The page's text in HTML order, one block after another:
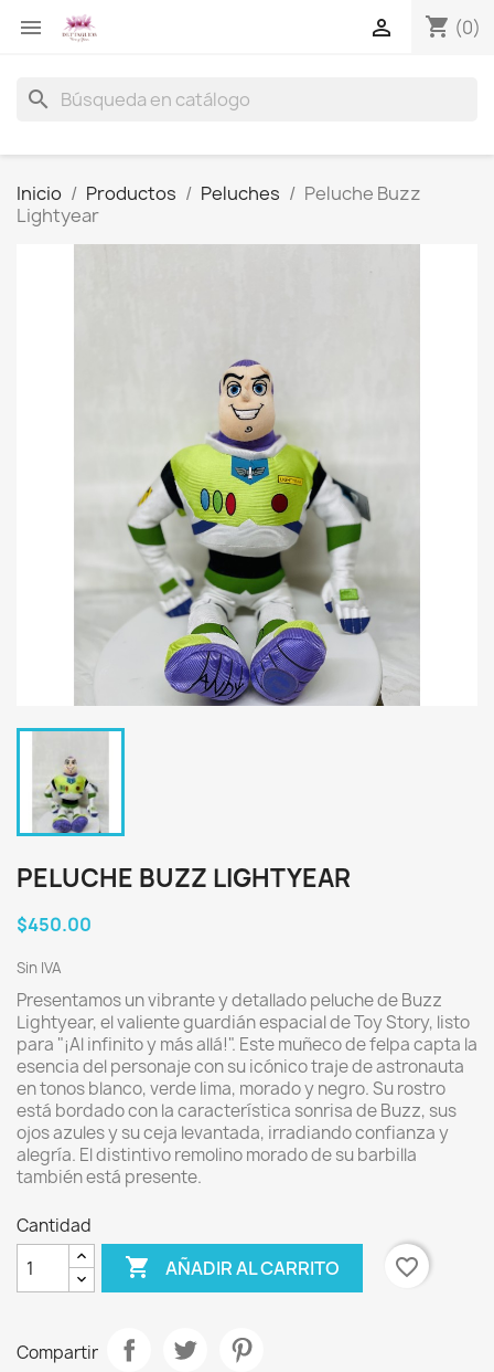
 shopping_cart (0)

search
Inicio Productos Peluches
Peluche Buzz
Lightyear
PELUCHE BUZZ LIGHTYEAR
$450.00
Sin IVA
Presentamos un vibrante y detallado peluche de Buzz
Lightyear, el valiente guardián espacial de Toy Story, listo
para "¡Al infinito y más allá!". Este muñeco de felpa capta la
esencia del personaje con su icónico traje de astronauta
en tonos blanco, verde lima, morado y negro. Su rostro
está bordado con la característica sonrisa de Buzz, sus
ojos azules y su ceja levantada, irradiando confianza y
alegría. El distintivo remolino morado de su barbilla
también está presente.
Cantidad
 AÑADIR AL CARRITO favorite_border
Compartir